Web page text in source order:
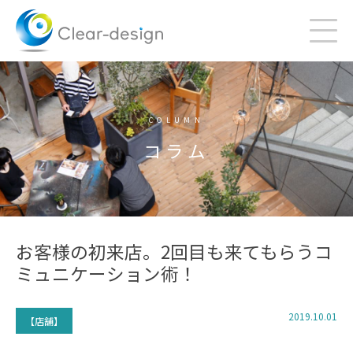
content
COLUMN
コラム
お客様の初来店。2回目も来てもらうコ
ミュニケーション術！
【店舗】 2019.10.01